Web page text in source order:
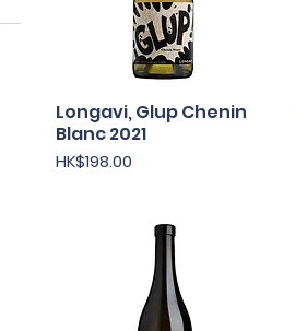
快速瀏覽
Longavi, Glup Chenin
Blanc 2021
價格
HK$198.00